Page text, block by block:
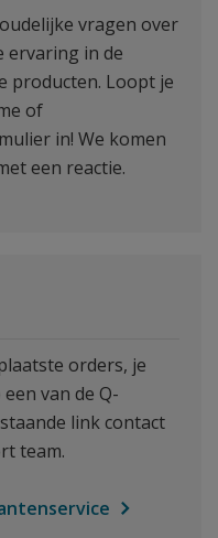
vragen over
ervaring in de
producten. Loopt je
of
in! We komen
een reactie.
orders, je
van de Q-
link contact
team.